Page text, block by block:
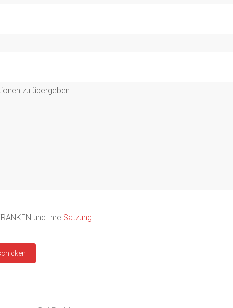
und Ihre Satzung
– – – – – – – – – – – – – – –